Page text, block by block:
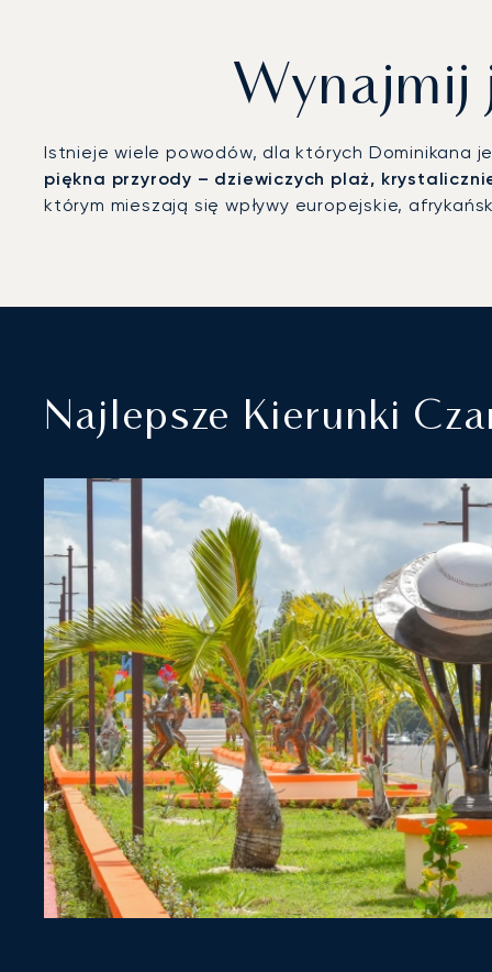
Wynajmij
Istnieje wiele powodów, dla których Dominikana
piękna przyrody – dziewiczych plaż,
którym mieszają się wpływy europejskie,
Najlepsze Kierunki